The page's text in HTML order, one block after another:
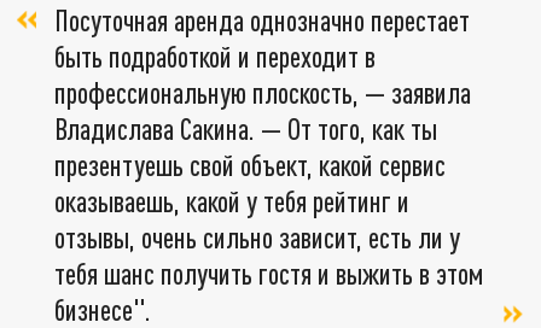
Посуточная аренда однозначно перестает
быть подработкой и переходит в
профессиональную плоскость, — заявила
Владислава Сакина. — От того, как ты
презентуешь свой объект, какой сервис
оказываешь, какой у тебя рейтинг и
отзывы, очень сильно зависит, есть ли у
тебя шанс получить гостя и выжить в этом
бизнесе".